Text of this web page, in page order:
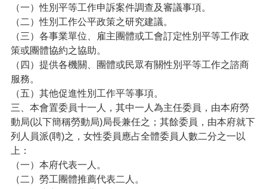
服
務
政
府
資
訊
公
開
檔
案
應
用
（一）性別平等工作申訴案件調查及審議事項。
（二）性別工作公平政策之研究建議。
（三）各事業單位、雇主團體或工會訂定性別平等工作政
策或團體協約之協助。
（四）提供各機關、團體或民眾有關性別平等工作之諮商
服務。
（五）其他促進性別工作平等事項。
三、本會置委員十一人，其中一人為主任委員，由本府勞
動局(以下簡稱勞動局)局長兼任之；其餘委員，由本府就下
列人員派(聘)之，女性委員應占全體委員人數二分之一以
上：
（一）本府代表一人。
（二）勞工團體推薦代表二人。